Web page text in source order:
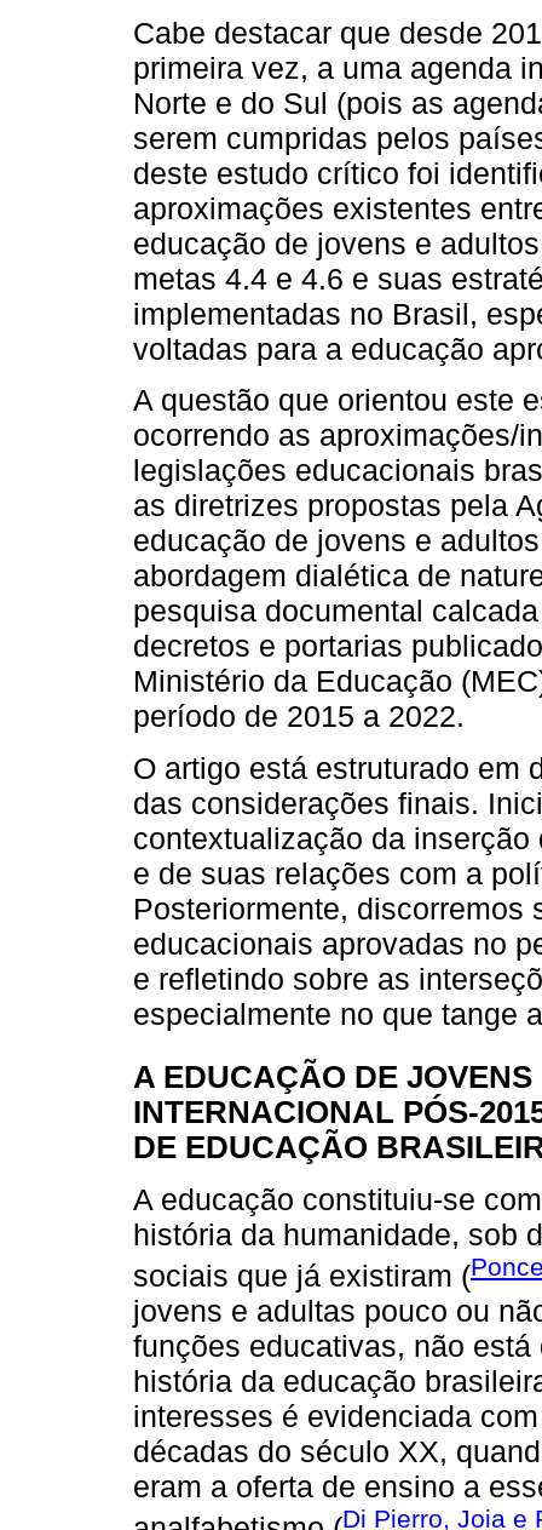
Cabe destacar que desde
primeira vez, a uma agenda
Norte e do Sul (pois as
serem cumpridas pelos
deste estudo crítico foi
aproximações existentes
educação de jovens e
metas 4.4 e 4.6 e suas
implementadas no Brasil,
voltadas para a educação
A questão que orientou este
ocorrendo as aproximações/
legislações educacionais
as diretrizes propostas pela
educação de jovens e
abordagem dialética de
pesquisa documental
decretos e portarias
Ministério da Educação
período de 2015 a 2022.
O artigo está estruturado em
das considerações finais.
contextualização da
e de suas relações com a
Posteriormente, discorremos
educacionais aprovadas no
e refletindo sobre as
especialmente no que tange
A EDUCAÇÃO DE
INTERNACIONAL PÓS-
DE EDUCAÇÃO
A educação constituiu-se
história da humanidade, sob
sociais que já existiram (
jovens e adultas pouco ou
funções educativas, não
história da educação
interesses é evidenciada
décadas do século XX,
eram a oferta de ensino a
Di Pierro, Joia e